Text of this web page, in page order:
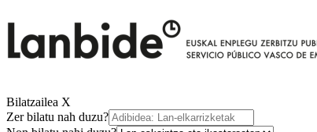
Bilatzailea X
Zer bilatu nah duzu?